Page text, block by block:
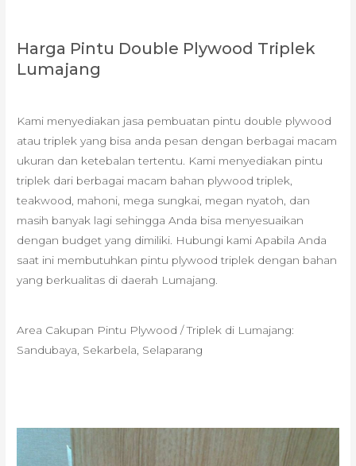
Harga Pintu Double Plywood Triplek
Lumajang
Kami menyediakan jasa pembuatan pintu double plywood
atau triplek yang bisa anda pesan dengan berbagai macam
ukuran dan ketebalan tertentu. Kami menyediakan pintu
triplek dari berbagai macam bahan plywood triplek,
teakwood, mahoni, mega sungkai, megan nyatoh, dan
masih banyak lagi sehingga Anda bisa menyesuaikan
dengan budget yang dimiliki. Hubungi kami Apabila Anda
saat ini membutuhkan pintu plywood triplek dengan bahan
yang berkualitas di daerah Lumajang.
Area Cakupan Pintu Plywood / Triplek di Lumajang:
Sandubaya, Sekarbela, Selaparang